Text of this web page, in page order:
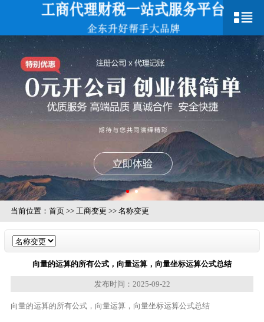
当前位置： 首页>> 工商变更 >> 名称变更
向量的运算的所有公式，向量运算，向量坐标运算公式总结
发布时间：2025-09-22
向量的运算的所有公式，向量运算，向量坐标运算公式总结